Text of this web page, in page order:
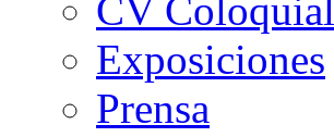
CV Coloquial
Exposiciones
Prensa